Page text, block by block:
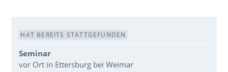
Veranstaltungsdaten
HAT BEREITS STATTGEFUNDEN
Seminar
vor Ort in Ettersburg bei Weimar